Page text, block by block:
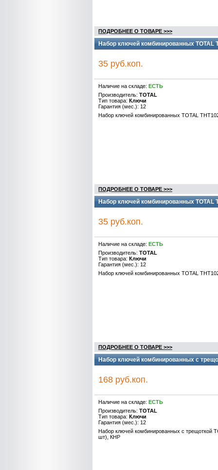
ПОДРОБНЕЕ О ТОВАРЕ >>>
Набор ключей комбинированных TOTAL
35 руб.коп.
Наличие на складе: ЕСТЬ
Производитель: TOTAL
Тип товара: Ключи
Гарантия (мес.): 12
Набор ключей комбинированных TOTAL
ПОДРОБНЕЕ О ТОВАРЕ >>>
Набор ключей комбинированных TOTAL
35 руб.коп.
Наличие на складе: ЕСТЬ
Производитель: TOTAL
Тип товара: Ключи
Гарантия (мес.): 12
Набор ключей комбинированных TOTAL
ПОДРОБНЕЕ О ТОВАРЕ >>>
Набор ключей комбинированных с
168 руб.коп.
Наличие на складе: ЕСТЬ
Производитель: TOTAL
Тип товара: Ключи
Гарантия (мес.): 12
Набор ключей комбинированных с трещоткой
шт), КНР